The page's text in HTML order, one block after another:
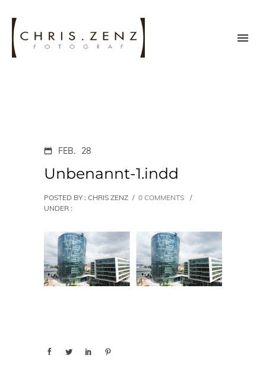
FEB. 28
Unbenannt-1.indd
POSTED BY : CHRIS ZENZ / 0 COMMENTS
/
UNDER :